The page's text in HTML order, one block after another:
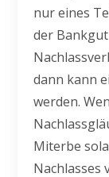
nur eines
der
dann kann
werden.
Miterbe
Nachlasses